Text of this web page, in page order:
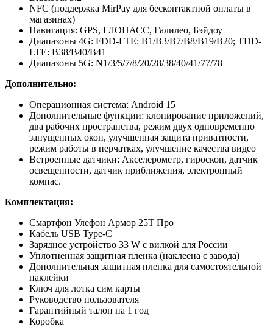
NFC (поддержка MirPay для бесконтактной оплаты в
магазинах)
Навигация: GPS, ГЛОНАСС, Галилео, Бэйдоу
Диапазоны 4G: FDD-LTE: B1/B3/B7/B8/B19/B20; TDD-
LTE: B38/B40/B41
Диапазоны 5G: N1/3/5/7/8/20/28/38/40/41/77/78
Дополнительно:
Операционная система: Android 15
Дополнительные функции: клонирование приложений,
два рабочих пространства, режим двух одновременно
запущенных окон, улучшенная защита приватности,
режим работы в перчатках, улучшение качества видео
Встроенные датчики: Акселерометр, гироскоп, датчик
освещенности, датчик приближения, электронный
компас.
Комплектация:
Смартфон Улефон Армор 25Т Про
Кабель USB Type-C
Зарядное устройство 33 W с вилкой для России
Уплотненная защитная пленка (наклеена с завода)
Дополнительная защитная пленка для самостоятельной
наклейки
Ключ для лотка сим карты
Руководство пользователя
Гарантийный талон на 1 год
Коробка